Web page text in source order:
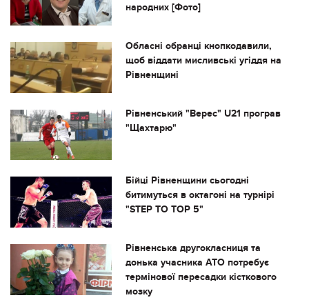
народних [Фото]
Обласні обранці кнопкодавили,
щоб віддати мисливські угіддя на
Рівненщині
Рівненський "Верес" U21 програв
"Щахтарю"
Бійці Рівненщини сьогодні
битимуться в октагоні на турнірі
"STEP TO TOP 5"
Рівненська другокласниця та
донька учасника АТО потребує
термінової пересадки кісткового
мозку